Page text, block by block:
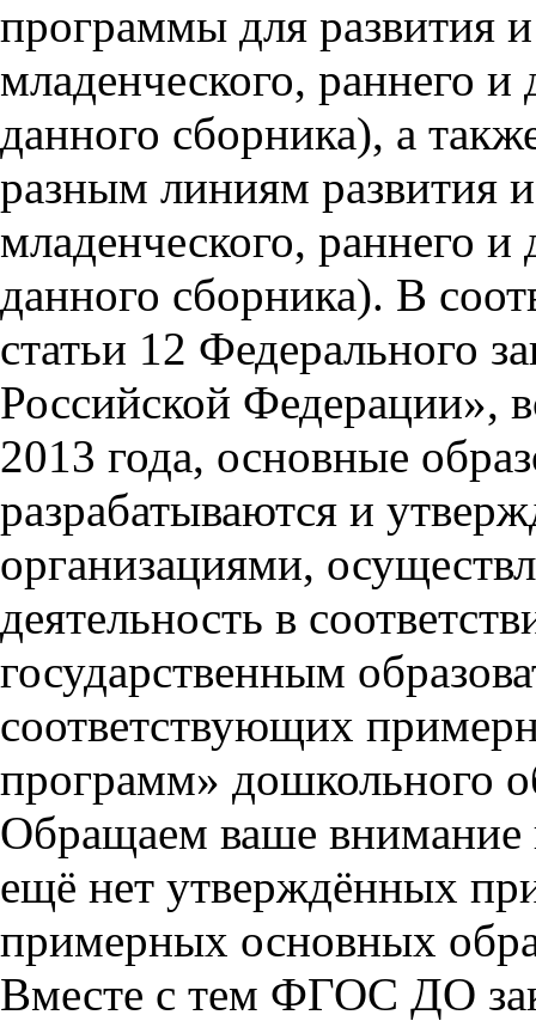
программы для развития
младенческого, раннего
данного сборника), а
разным линиям развития
младенческого, раннего
данного сборника). В
статьи 12 Федерального
Российской Федерации»,
2013 года, основные
разрабатываются и
организациями,
деятельность в
государственным
соответствующих
программ» дошкольного
Обращаем ваше внимание
ещё нет утверждённых
примерных основных
Вместе с тем ФГОС ДО